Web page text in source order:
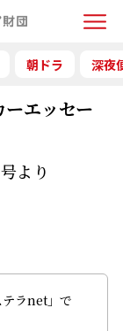
Menu
朝ドラ 深夜
ーエッセー
より
テラnet」で